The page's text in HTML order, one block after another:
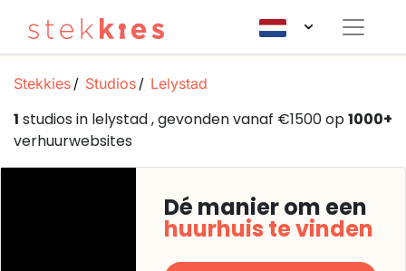
Stekkies Studios Lelystad
1 studios in lelystad , gevonden vanaf €1500 op1000+
verhuurwebsites
Dé manier om een
huurhuis te vinden